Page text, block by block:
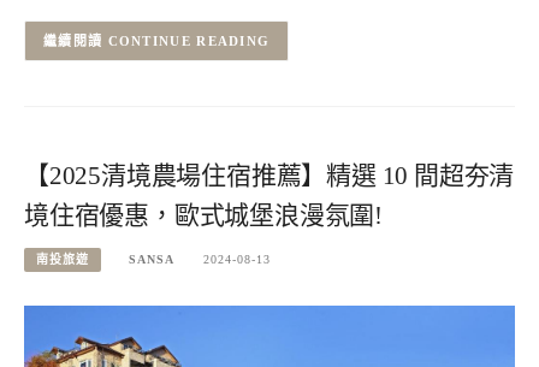
CONTINUE READING
【2025清境農場住宿推薦】精選 10 間超夯清
境住宿優惠，歐式城堡浪漫氛圍!
南投旅遊 SANSA 2024-08-13